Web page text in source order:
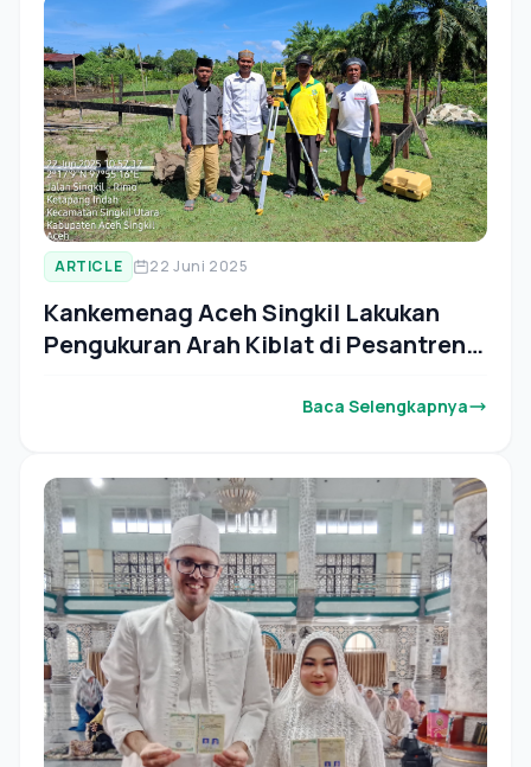
ARTICLE 22 Juni 2025
Kankemenag Aceh Singkil Lakukan
Pengukuran Arah Kiblat di Pesantren
Baca Selengkapnya